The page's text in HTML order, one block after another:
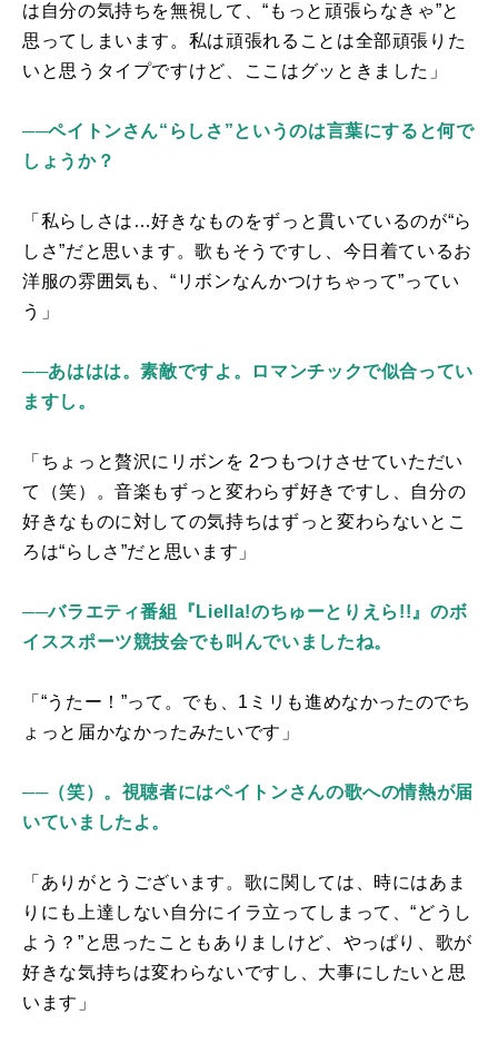
は自分の気持ちを無視して、“もっと頑張らなきゃ”と
思ってしまいます。私は頑張れることは全部頑張りた
いと思うタイプですけど、ここはグッときました」
──ペイトンさん“らしさ”というのは言葉にすると何で
しょうか？
「私らしさは…好きなものをずっと貫いているのが“ら
しさ”だと思います。歌もそうですし、今日着ているお
洋服の雰囲気も、“リボンなんかつけちゃって”ってい
う」
──あははは。素敵ですよ。ロマンチックで似合ってい
ますし。
「ちょっと贅沢にリボンを 2つもつけさせていただい
て（笑）。音楽もずっと変わらず好きですし、自分の
好きなものに対しての気持ちはずっと変わらないとこ
ろは“らしさ”だと思います」
──バラエティ番組『Liella!のちゅーとりえら!!』のボ
イススポーツ競技会でも叫んでいましたね。
「“うたー！”って。でも、 1 ミリも進めなかったのでち
ょっと届かなかったみたいです」
──（笑）。視聴者にはペイトンさんの歌への情熱が届
いていましたよ。
「ありがとうございます。歌に関しては、時にはあま
りにも上達しない自分にイラ立ってしまって、“どうし
よう？”と思ったこともありましけど、やっぱり、歌が
好きな気持ちは変わらないですし、大事にしたいと思
います」